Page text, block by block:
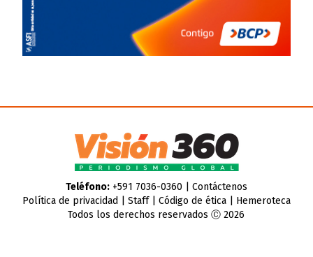
Teléfono:+591 7036-0360 | Contáctenos
Política de privacidad
Staff| Código de ética| Hemeroteca
Todos los derechos reservados Ⓒ 2026